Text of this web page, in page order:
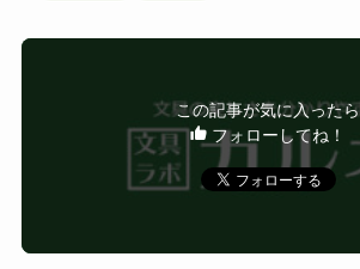
この記事が気に入ったら
フォローしてね！